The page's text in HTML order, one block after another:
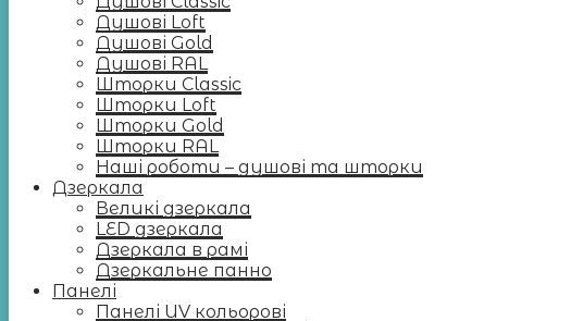
Душові Loft
Душові Gold
Душові RAL
Шторки Classic
Шторки Loft
Шторки Gold
Шторки RAL
Наші роботи – душові та шторки
Дзеркала
Великі дзеркала
LED дзеркала
Дзеркала в рамі
Дзеркальне панно
Панелі
Панелі UV кольорові